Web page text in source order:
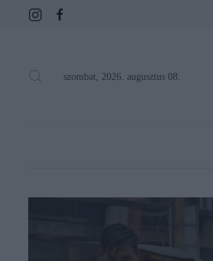
szombat, 2026. augusztus 08.